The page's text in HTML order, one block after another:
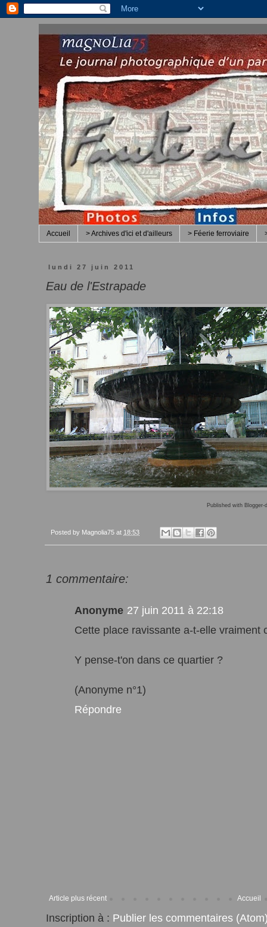
Accueil > Archives d'ici et d'ailleurs > Féerie ferroviaire
lundi 27 juin 2011
Eau de l'Estrapade
Published with Blogger-
Posted by Magnolia75 at 18:53
1 commentaire:
Anonyme 27 juin 2011 à 22:18
Cette place ravissante a-t-elle vraiment
Y pense-t'on dans ce quartier ?
(Anonyme n°1)
Répondre
Article plus récent Accueil
Inscription à : Publier les commentaires